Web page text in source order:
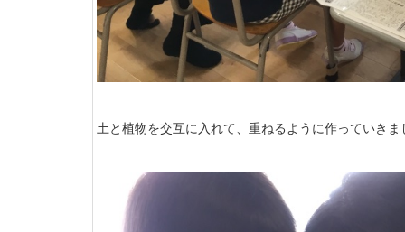
土と植物を交互に入れて、重ねるように作っていきま